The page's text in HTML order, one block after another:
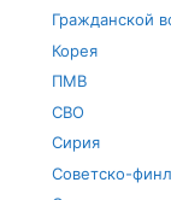
Гражданской
Корея
ПМВ
СВО
Сирия
Советско-